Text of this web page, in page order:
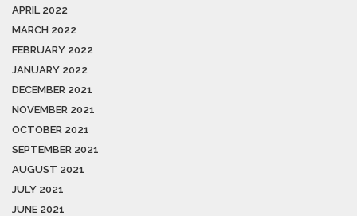
APRIL 2022
MARCH 2022
FEBRUARY 2022
JANUARY 2022
DECEMBER 2021
NOVEMBER 2021
OCTOBER 2021
SEPTEMBER 2021
AUGUST 2021
JULY 2021
JUNE 2021